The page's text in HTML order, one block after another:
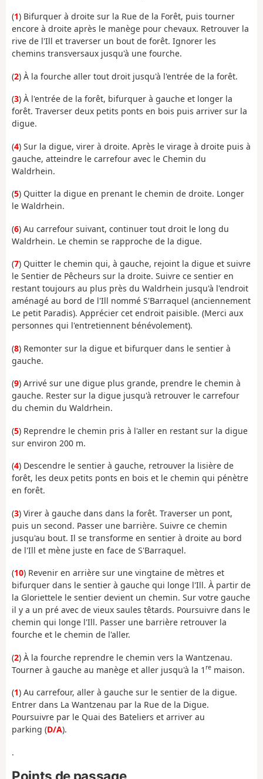
(1) Bifurquer à droite sur la Rue de la Forêt, puis tourner
encore à droite après le manège pour chevaux. Retrouver la
rive de l'Ill et traverser un bout de forêt. Ignorer les
chemins transversaux jusqu'à une fourche.
(2) À la fourche aller tout droit jusqu'à l'entrée de la forêt.
(3) À l'entrée de la forêt, bifurquer à gauche et longer la
forêt. Traverser deux petits ponts en bois puis arriver sur la
digue.
(4) Sur la digue, virer à droite. Après le virage à droite puis à
gauche, atteindre le carrefour avec le Chemin du
Waldrhein.
(5) Quitter la digue en prenant le chemin de droite. Longer
le Waldrhein.
(6) Au carrefour suivant, continuer tout droit le long du
Waldrhein. Le chemin se rapproche de la digue.
(7) Quitter le chemin qui, à gauche, rejoint la digue et suivre
le Sentier de Pêcheurs sur la droite. Suivre ce sentier en
restant toujours au plus près du Waldrhein jusqu'à l'endroit
aménagé au bord de l'Ill nommé S'Barraquel (anciennement
Le petit Paradis). Apprécier cet endroit paisible. (Merci aux
personnes qui l'entretiennent bénévolement).
(8) Remonter sur la digue et bifurquer dans le sentier à
gauche.
(9) Arrivé sur une digue plus grande, prendre le chemin à
gauche. Rester sur la digue jusqu'à retrouver le carrefour
du chemin du Waldrhein.
(5) Reprendre le chemin pris à l'aller en restant sur la digue
sur environ 200 m.
(4) Descendre le sentier à gauche, retrouver la lisière de
forêt, les deux petits ponts en bois et le chemin qui pénètre
en forêt.
(3) Virer à gauche dans dans la forêt. Traverser un pont,
puis un second. Passer une barrière. Suivre ce chemin
jusqu'au bout. Il se transforme en sentier à droite au bord
de l'Ill et mène juste en face de S'Barraquel.
(10) Revenir en arrière sur une vingtaine de mètres et
bifurquer dans le sentier à gauche qui longe l'Ill. À partir de
la Gloriettele le sentier devient un chemin. Sur votre gauche
il y a un pré avec de vieux saules têtards. Poursuivre dans le
chemin qui longe l'Ill. Passer une barrière retrouver la
fourche et le chemin de l'aller.
(2) À la fourche reprendre le chemin vers la Wantzenau.
Tourner à gauche au manège et aller jusqu'à la 1 re maison.
(1) Au carrefour, aller à gauche sur le sentier de la digue.
Entrer dans La Wantzenau par la Rue de la Digue.
Poursuivre par le Quai des Bateliers et arriver au
parking (D/A).
.
Points de passage